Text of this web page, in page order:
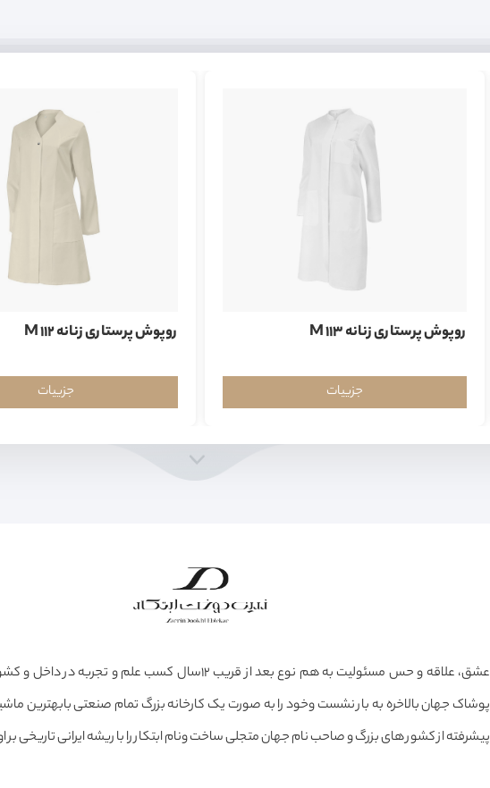
روپوش پرستاری زنانه M 113
جزییات
روپوش پرستاری زنانه M 112
جزییات
عشق، علاقه و حس مسئولیت به هم نوع بعد از قریب ۱۲سال کسب علم و
پوشاک جهان بالاخره به بار نشست وخود را به صورت یک کارخانه بزرگ تمام صنعتی بابهترین
پیشرفته از کشور های بزرگ و صاحب نام جهان متجلی ساخت ونام ابتکار را با ریشه ایرانی تاریخی بر